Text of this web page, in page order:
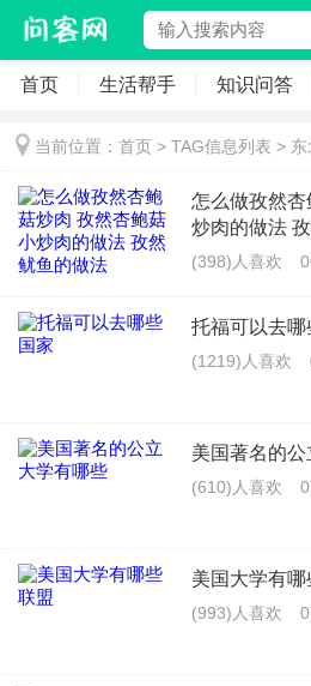
首页 生活帮手 知识问答
当前位置： 首页 > TAG信息列表 >
怎么做孜然
炒肉的做法
(398)人喜欢
托福可以去哪
(1219)人喜欢
美国著名的
(610)人喜欢
美国大学有哪
(993)人喜欢